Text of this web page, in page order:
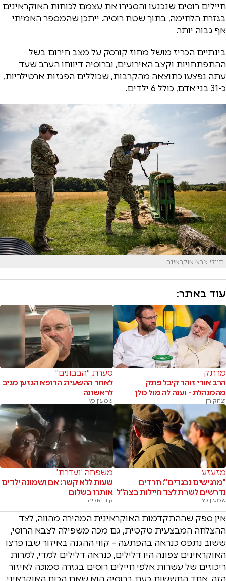
חיילים רוסים שנכנעו והסגירו את עצמם לכוחות האוקראינים
בגזרת הלחימה, בתוך שטח רוסיה. ייתכן שהמספר האמיתי
אף גבוה יותר.
בינתיים הכריז מושל מחוז קורסק על מצב חירום בשל
ההתפתחויות וקצב האירועים, וברוסיה דיווחו הערב שעד
עתה נפצעו כתוצאה מהקרבות, שכוללים הפגזות ארטילריות,
כ-31 בני אדם, כולל 6 ילדים.
חיילי צבא אוקראינה
עוד באתר:
מרתק
הרב אורי זוהר קיבל פתק
מהמנהלת - וענה לה מול כולן
יצחק חן
סערת "הבבונים"
לאחר ההשעיה: הרופא הגזען מגיב
לראשונה
שמעון כץ
מזעזע
"מרגישים נבגדים": חרדים
נדרשים לשרת לצד חיילות בצה"ל
שמעון כץ
משפחה 'נעדרת'
שעות ללא קשר: אם ושמונה ילדים
אותרו בשלום
קובי אליה
אין ספק שההתקדמות האוקראינית המהירה מהווה, לצד
ההצלחה המבצעית טקטית, גם מכה משפילה לצבא הרוסי,
ששוב נתפס כנראה בהפתעה – קווי ההגנה באיזור שבו פרצו
האוקראינים צפונה היו דלילים, כנראה דלילים למדי, למרות
ריכוזים של עשרות אלפי חיילים רוסים בגזרה סמוכה לאיזור
הזה. אחד החששות כעת ברוסיה הוא שאם הכוח האוקראיני